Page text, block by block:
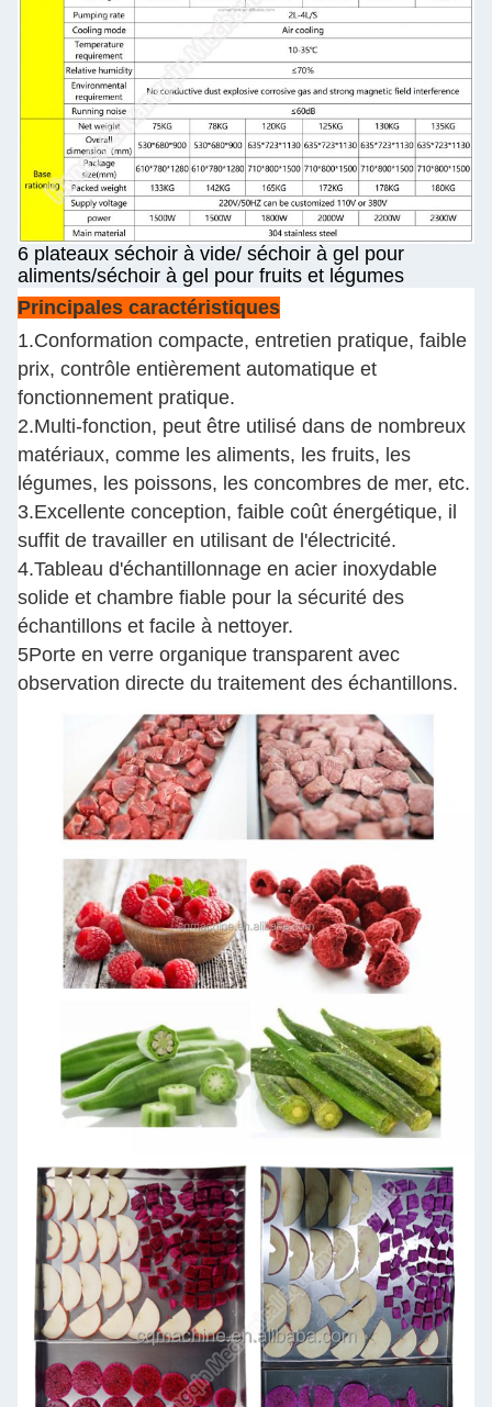
6 plateaux séchoir à vide/ séchoir à gel pour
aliments/séchoir à gel pour fruits et légumes
Principales caractéristiques
1.Conformation compacte, entretien pratique, faible
prix, contrôle entièrement automatique et
fonctionnement pratique.
2.Multi-fonction, peut être utilisé dans de nombreux
matériaux, comme les aliments, les fruits, les
légumes, les poissons, les concombres de mer, etc.
3.Excellente conception, faible coût énergétique, il
suffit de travailler en utilisant de l'électricité.
4.Tableau d'échantillonnage en acier inoxydable
solide et chambre fiable pour la sécurité des
échantillons et facile à nettoyer.
5Porte en verre organique transparent avec
observation directe du traitement des échantillons.